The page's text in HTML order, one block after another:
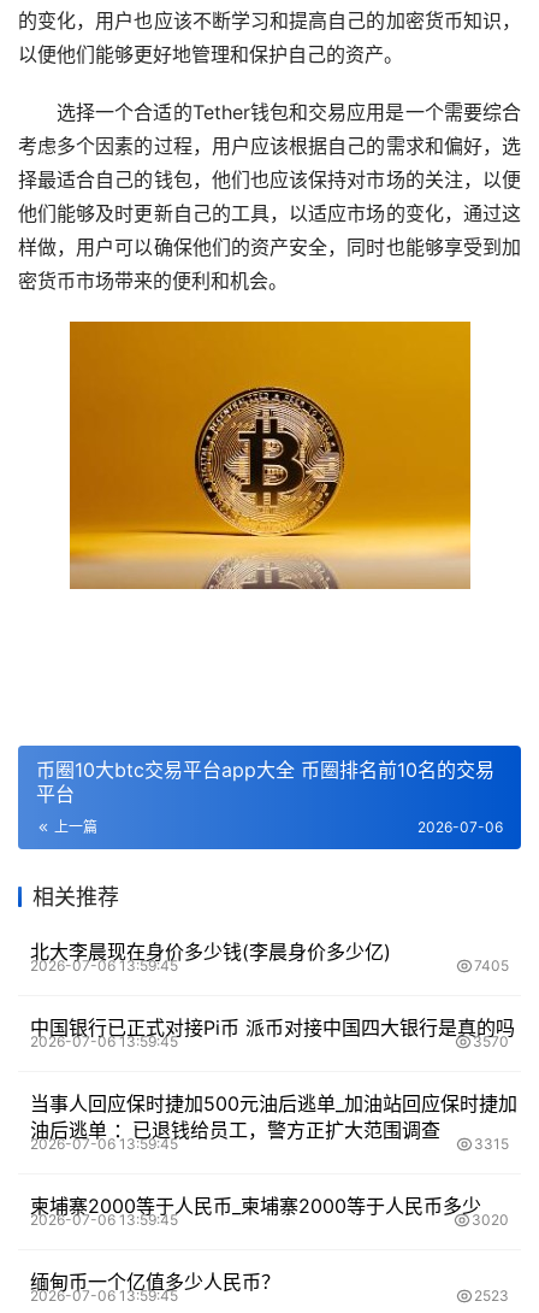
的变化，用户也应该不断学习和提高自己的加密货币知识，
以便他们能够更好地管理和保护自己的资产。
选择一个合适的Tether钱包和交易应用是一个需要综合
考虑多个因素的过程，用户应该根据自己的需求和偏好，选
择最适合自己的钱包，他们也应该保持对市场的关注，以便
他们能够及时更新自己的工具，以适应市场的变化，通过这
样做，用户可以确保他们的资产安全，同时也能够享受到加
密货币市场带来的便利和机会。
币圈10大btc交易平台app大全 币圈排名前10名的交易
平台
上一篇 2026-07-06
相关推荐
北大李晨现在身价多少钱(李晨身价多少亿)
2026-07-06 13:59:45 7405
中国银行已正式对接Pi币 派币对接中国四大银行是真的吗
2026-07-06 13:59:45 3570
当事人回应保时捷加500元油后逃单_加油站回应保时捷加
油后逃单 ：已退钱给员工，警方正扩大范围调查
2026-07-06 13:59:45 3315
柬埔寨2000等于人民币_柬埔寨2000等于人民币多少
2026-07-06 13:59:45 3020
缅甸币一个亿值多少人民币？
2026-07-06 13:59:45 2523